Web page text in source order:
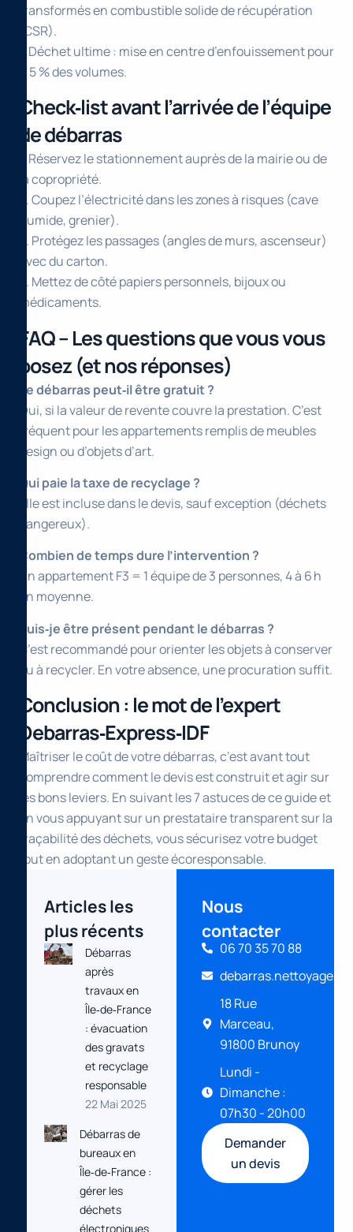
transformés en combustible solide de récupération
(CSR).
– Déchet ultime : mise en centre d’enfouissement pour
< 5 % des volumes.
Check‑list avant l’arrivée de l’équipe
de débarras
1. Réservez le stationnement auprès de la mairie ou de
la copropriété.
2. Coupez l’électricité dans les zones à risques (cave
humide, grenier).
3. Protégez les passages (angles de murs, ascenseur)
avec du carton.
4. Mettez de côté papiers personnels, bijoux ou
médicaments.
FAQ – Les questions que vous vous
posez (et nos réponses)
Le débarras peut‑il être gratuit ?
Oui, si la valeur de revente couvre la prestation. C’est
fréquent pour les appartements remplis de meubles
design ou d’objets d’art.
Qui paie la taxe de recyclage ?
Elle est incluse dans le devis, sauf exception (déchets
dangereux).
Combien de temps dure l’intervention ?
Un appartement F3 = 1 équipe de 3 personnes, 4 à 6 h
en moyenne.
Puis‑je être présent pendant le débarras ?
C’est recommandé pour orienter les objets à conserver
ou à recycler. En votre absence, une procuration suffit.
Conclusion : le mot de l’expert
Debarras‑Express‑IDF
Maîtriser le coût de votre débarras, c’est avant tout
comprendre comment le devis est construit et agir sur
les bons leviers. En suivant les 7 astuces de ce guide et
en vous appuyant sur un prestataire transparent sur la
traçabilité des déchets, vous sécurisez votre budget
tout en adoptant un geste écoresponsable.
Articles les
plus récents
Débarras
après
travaux en
Île‑de‑France
: évacuation
des gravats
et recyclage
responsable
22 Mai 2025
Débarras de
bureaux en
Île‑de‑France :
gérer les
déchets
électroniques
Nous
contacter
06 70 35 70 88
18 Rue
Marceau,
91800 Brunoy
Lundi -
Dimanche :
07h30 - 20h00
Demander
un devis